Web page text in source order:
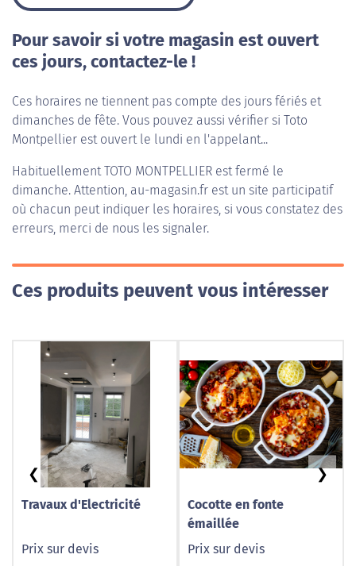
Pour savoir si votre magasin est ouvert
ces jours, contactez-le !
Ces horaires ne tiennent pas compte des jours fériés et
dimanches de fête. Vous pouvez aussi vérifier si Toto
Montpellier est ouvert le lundi en l'appelant...
HabituellementTOTO MONTPELLIER est fermé le
dimanche. Attention, au-magasin.fr est un site participatif
où chacun peut indiquer les horaires, si vous constatez des
erreurs, merci de nous les signaler.
Ces produits peuvent vous intéresser
Travaux d'Electricité
Prix sur devis
Cocotte en fonte
émaillée
Prix sur devis
❮ ❯